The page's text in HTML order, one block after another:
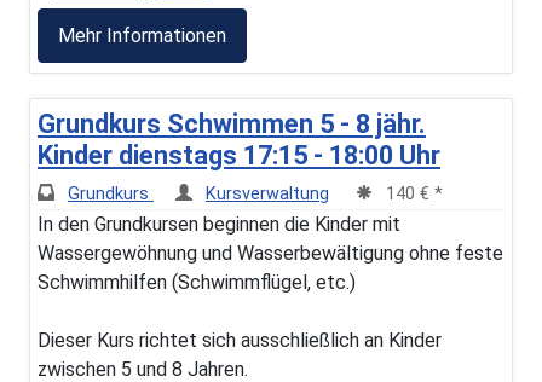
Mehr Informationen
Grundkurs Schwimmen 5 - 8 jähr.
Kinder dienstags 17:15 - 18:00 Uhr
Grundkurs Kursverwaltung 140 € *
In den Grundkursen beginnen die Kinder mit
Wassergewöhnung und Wasserbewältigung ohne feste
Schwimmhilfen (Schwimmflügel, etc.)
Dieser Kurs richtet sich ausschließlich an Kinder
zwischen 5 und 8 Jahren.